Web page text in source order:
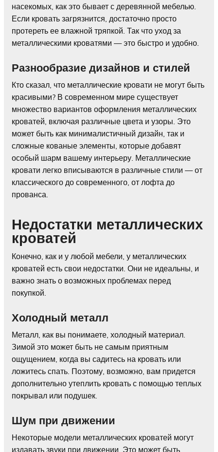
насекомых, как это бывает с деревянной мебелью.
Если кровать загрязнится, достаточно просто
протереть ее влажной тряпкой. Так что уход за
металлическими кроватями — это быстро и удобно.
Разнообразие дизайнов и стилей
Кто сказал, что металлические кровати не могут быть
красивыми? В современном мире существует
множество вариантов оформления металлических
кроватей, включая различные цвета и узоры. Это
может быть как минималистичный дизайн, так и
сложные кованые элементы, которые добавят
особый шарм вашему интерьеру. Металлические
кровати легко вписываются в различные стили — от
классического до современного, от лофта до
прованса.
Недостатки металлических
кроватей
Конечно, как и у любой мебели, у металлических
кроватей есть свои недостатки. Они не идеальны, и
важно знать о возможных проблемах перед
покупкой.
Холодный металл
Металл, как вы понимаете, холодный материал.
Зимой это может быть не самым приятным
ощущением, когда вы садитесь на кровать или
ложитесь спать. Поэтому, возможно, вам придется
дополнительно утеплить кровать с помощью теплых
покрывал или подушек.
Шум при движении
Некоторые модели металлических кроватей могут
издавать звуки при движении. Это может быть